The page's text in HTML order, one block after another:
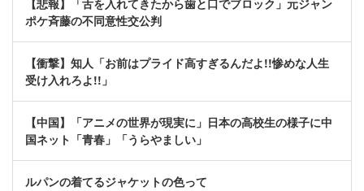
【悲報】「舌を入れてきたから歯と口でブロック」元ジャン
ポケ斉藤の不同意性交公判
【衝撃】知人「お前はプライド高すぎるんだよ!!惨めな人生
受け入れろよ!!」
【中国】「アニメの世界が現実に」日本の高校生の様子に中
国ネット「青春」「うらやましい」
ルパンの着てるジャケットの色って